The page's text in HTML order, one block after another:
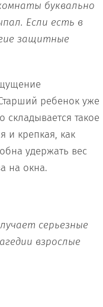
буквально
Если есть в
защитные
ребенок уже
такое
и крепкая, как
удержать вес
на окна.
серьезные
взрослые